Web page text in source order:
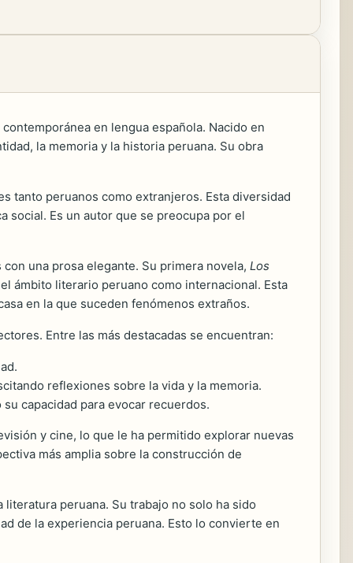
en lengua española. Nacido en
la memoria y la historia peruana. Su obra
tanto peruanos como extranjeros. Esta diversidad
social. Es un autor que se preocupa por el
una prosa elegante. Su primera novela, Los
ámbito literario peruano como internacional. Esta
en la que suceden fenómenos extraños.
Entre las más destacadas se encuentran:
reflexiones sobre la vida y la memoria.
capacidad para evocar recuerdos.
y cine, lo que le ha permitido explorar nuevas
más amplia sobre la construcción de
peruana. Su trabajo no solo ha sido
de la experiencia peruana. Esto lo convierte en